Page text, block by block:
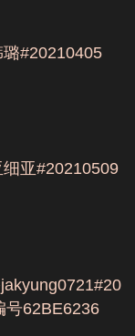
#20210405
亚#20210509
号62BE6236